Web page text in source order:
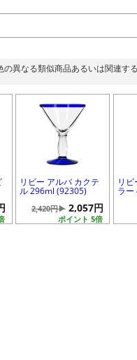
の異なる類似商品あるいは関連す
リビー アルバ カクテ
ル 296ml (92305)
ポイント 5倍
2,420円▶ 2,057円
リ
ラ